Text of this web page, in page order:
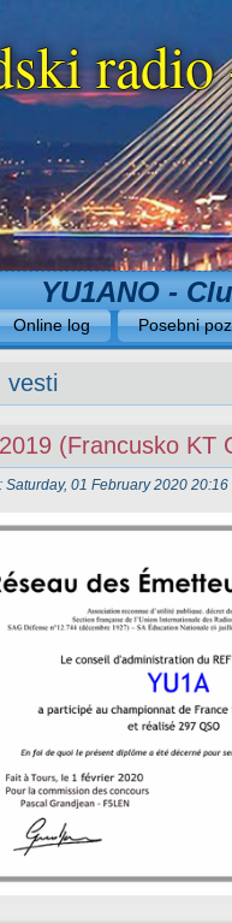
YU1ANO -
Online log Posebni
vesti
(Francusko KT
Saturday, 01 February 2020 20:16